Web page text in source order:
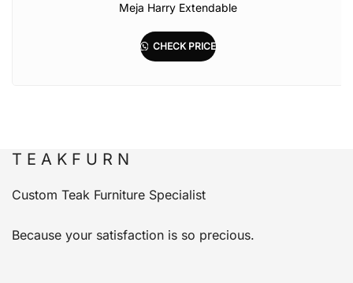
Meja Harry Extendable
CHECK PRICE
T E A K F U R N
Custom Teak Furniture Specialist
Because your satisfaction is so precious.